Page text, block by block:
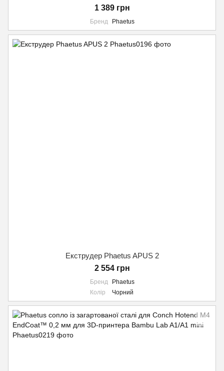
1 389 грн
Бренд Phaetus
Екструдер Phaetus APUS 2
2 554 грн
Бренд
Phaetus
Колір
Чорний